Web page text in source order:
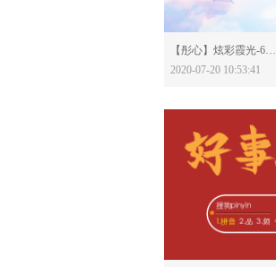
分享：
【彤心】炫彩霞光-614931
2020-07-20 10:53:41